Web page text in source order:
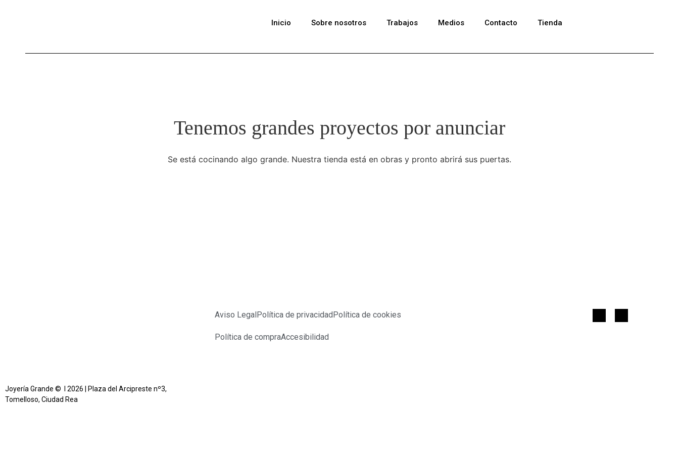
Inicio Sobre nosotros Trabajos Medios Contacto Tienda
Tenemos grandes proyectos por anunciar
Se está cocinando algo grande. Nuestra tienda está en obras y pronto abrirá sus puertas.
Aviso Legal Política de privacidad Política de cookies
Política de compraAccesibilidad
Joyería Grande © l 2026 | Plaza del Arcipreste nº3,
Tomelloso, Ciudad Rea